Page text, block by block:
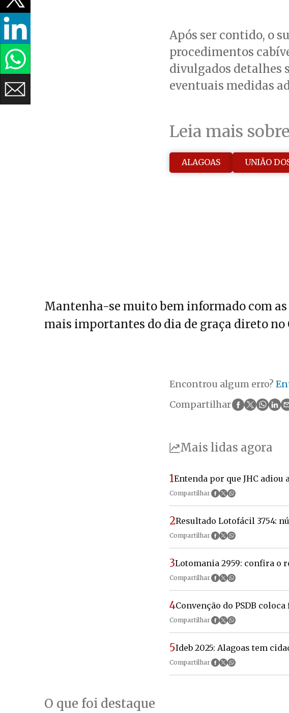
Após ser contido, o
procedimentos
divulgados detalhes
eventuais medidas
Leia mais sobre
ALAGOAS UNIÃO
Mantenha-se muito bem informado com
mais importantes do dia de graça direto no
Encontrou algum erro?
Compartilhar
Mais lidas agora
1Entenda por que JHC adiou
Compartilhar
2Resultado Lotofácil 3754:
Compartilhar
3Lotomania 2959: confira o
Compartilhar
4Convenção do PSDB
Compartilhar
5Ideb 2025: Alagoas tem
Compartilhar
O que foi destaque